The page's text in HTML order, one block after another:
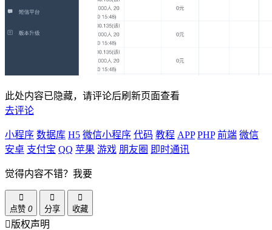
此处内容已隐藏，请评论后刷新页面查看
去评论
小程序 数据库 H5 微信小程序 代码 教程 APP PHP 前端 微信
安卓 支付宝 QQ 苹果 游戏 朋友圈 即时通讯
觉得内容不错？我要
点赞 0 分享 收藏
版权声明